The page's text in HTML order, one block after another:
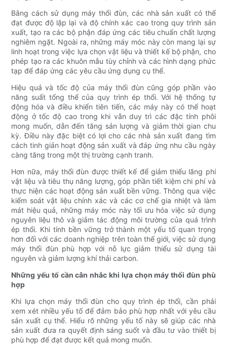
Bằng cách sử dụng máy thổi đùn, các nhà sản xuất có thể
đạt được độ lặp lại và độ chính xác cao trong quy trình sản
xuất, tạo ra các bộ phận đáp ứng các tiêu chuẩn chất lượng
nghiêm ngặt. Ngoài ra, những máy móc này còn mang lại sự
linh hoạt trong việc lựa chọn vật liệu và thiết kế bộ phận, cho
phép tạo ra các khuôn mẫu tùy chỉnh và các hình dạng phức
tạp để đáp ứng các yêu cầu ứng dụng cụ thể.
Hiệu quả và tốc độ của máy thổi đùn cũng góp phần vào
năng suất tổng thể của quy trình ép thổi. Với hệ thống tự
động hóa và điều khiển tiên tiến, các máy này có thể hoạt
động ở tốc độ cao trong khi vẫn duy trì các đặc tính phôi
mong muốn, dẫn đến tăng sản lượng và giảm thời gian chu
kỳ. Điều này đặc biệt có lợi cho các nhà sản xuất đang tìm
cách tinh giản hoạt động sản xuất và đáp ứng nhu cầu ngày
càng tăng trong một thị trường cạnh tranh.
Hơn nữa, máy thổi đùn được thiết kế để giảm thiểu lãng phí
vật liệu và tiêu thụ năng lượng, góp phần tiết kiệm chi phí và
thực hiện các hoạt động sản xuất bền vững. Thông qua việc
kiểm soát vật liệu chính xác và các cơ chế gia nhiệt và làm
mát hiệu quả, những máy móc này tối ưu hóa việc sử dụng
nguyên liệu thô và giảm tác động môi trường của quá trình
ép thổi. Khi tính bền vững trở thành một yếu tố quan trọng
hơn đối với các doanh nghiệp trên toàn thế giới, việc sử dụng
máy thổi đùn phù hợp với nỗ lực giảm thiểu sử dụng tài
nguyên và giảm lượng khí thải carbon.
Những yếu tố cần cân nhắc khi lựa chọn máy thổi đùn phù
hợp
Khi lựa chọn máy thổi đùn cho quy trình ép thổi, cần phải
xem xét nhiều yếu tố để đảm bảo phù hợp nhất với yêu cầu
sản xuất cụ thể. Hiểu rõ những yếu tố này sẽ giúp các nhà
sản xuất đưa ra quyết định sáng suốt và đầu tư vào thiết bị
phù hợp để đạt được kết quả mong muốn.